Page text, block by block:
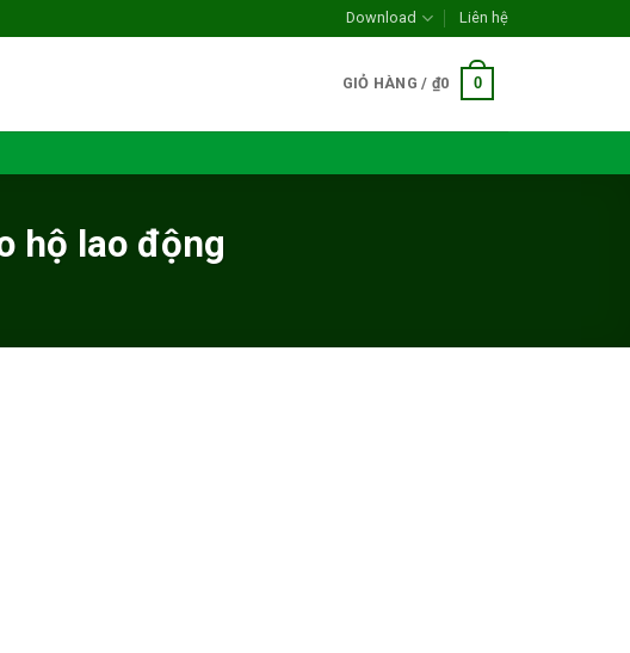
Download Liên hệ
GIỎ HÀNG / ₫0 0
hộ lao động